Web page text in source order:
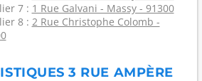
7 : 1 Rue Galvani - Massy - 91300
8 : 2 Rue Christophe Colomb -
3 RUE AMPÈRE